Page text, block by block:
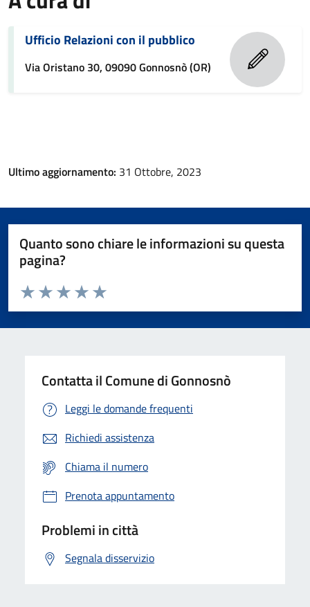
Ufficio Relazioni con il pubblico
Via Oristano 30, 09090 Gonnosnò (OR)
Ultimo aggiornamento: 31 Ottobre, 2023
Quanto sono chiare le informazioni su questa
pagina?
Valuta da 1 a 5 stelle la pagina
Valuta 5 stelle su 5
Valuta 4 stelle su 5
Valuta 3 stelle su 5
Valuta 2 stelle su 5
Valuta 1 stelle su 5
Contatta il Comune di Gonnosnò
Leggi le domande frequenti
Richiedi assistenza
Chiama il numero
Prenota appuntamento
Problemi in città
Segnala disservizio